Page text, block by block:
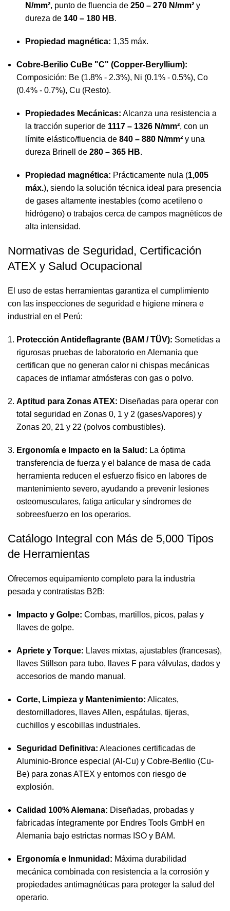
N/mm², punto de fluencia de 250 – 270 N/mm² y
dureza de 140 – 180 HB.
Propiedad magnética: 1,35 máx.
Cobre-Berilio CuBe "C" (Copper-Beryllium):
Composición: Be (1.8% - 2.3%), Ni (0.1% - 0.5%), Co
(0.4% - 0.7%), Cu (Resto).
Propiedades Mecánicas: Alcanza una resistencia a
la tracción superior de 1117 – 1326 N/mm², con un
límite elástico/fluencia de 840 – 880 N/mm² y una
dureza Brinell de 280 – 365 HB.
Propiedad magnética: Prácticamente nula (1,005
máx.), siendo la solución técnica ideal para presencia
de gases altamente inestables (como acetileno o
hidrógeno) o trabajos cerca de campos magnéticos de
alta intensidad.
Normativas de Seguridad, Certificación
ATEX y Salud Ocupacional
El uso de estas herramientas garantiza el cumplimiento
con las inspecciones de seguridad e higiene minera e
industrial en el Perú:
Protección Antideflagrante (BAM / TÜV): Sometidas a
rigurosas pruebas de laboratorio en Alemania que
certifican que no generan calor ni chispas mecánicas
capaces de inflamar atmósferas con gas o polvo.
Aptitud para Zonas ATEX: Diseñadas para operar con
total seguridad en Zonas 0, 1 y 2 (gases/vapores) y
Zonas 20, 21 y 22 (polvos combustibles).
Ergonomía e Impacto en la Salud: La óptima
transferencia de fuerza y el balance de masa de cada
herramienta reducen el esfuerzo físico en labores de
mantenimiento severo, ayudando a prevenir lesiones
osteomusculares, fatiga articular y síndromes de
sobreesfuerzo en los operarios.
Catálogo Integral con Más de 5,000 Tipos
de Herramientas
Ofrecemos equipamiento completo para la industria
pesada y contratistas B2B:
Impacto y Golpe: Combas, martillos, picos, palas y
llaves de golpe.
Apriete y Torque: Llaves mixtas, ajustables (francesas),
llaves Stillson para tubo, llaves F para válvulas, dados y
accesorios de mando manual.
Corte, Limpieza y Mantenimiento: Alicates,
destornilladores, llaves Allen, espátulas, tijeras,
cuchillos y escobillas industriales.
Seguridad Definitiva: Aleaciones certificadas de
Aluminio-Bronce especial (Al-Cu) y Cobre-Berilio (Cu-
Be) para zonas ATEX y entornos con riesgo de
explosión.
Calidad 100% Alemana: Diseñadas, probadas y
fabricadas íntegramente por Endres Tools GmbH en
Alemania bajo estrictas normas ISO y BAM.
Ergonomía e Inmunidad: Máxima durabilidad
mecánica combinada con resistencia a la corrosión y
propiedades antimagnéticas para proteger la salud del
operario.